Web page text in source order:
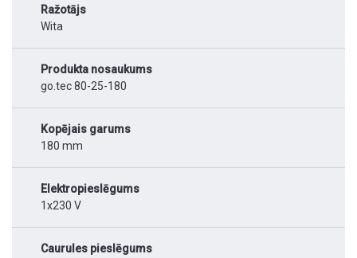
Ražotājs
Wita
Produkta nosaukums
go.tec 80-25-180
Kopējais garums
180 mm
Elektropieslēgums
1x230 V
Caurules pieslēgums